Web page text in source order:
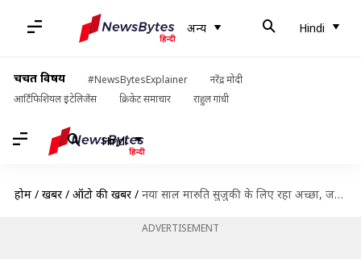
अन्य Hindi
चर्चित विषय #NewsBytesExplainer
नरेंद्र मोदी
आर्टिफिशियल इंटेलिजेंस
क्रिकेट समाचार राहुल गांधी
Hindi
होम / खबरें / ऑटो की खबरें / नया साल मारुति सुजुकी के लिए रहा अच्छा, जनवरी में बिक्री में हुआ 4.3% का इजाफा
ADVERTISEMENT